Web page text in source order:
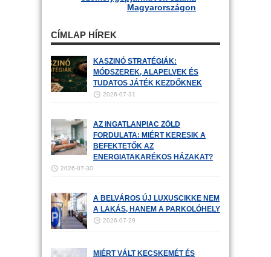
Magyarországon
CÍMLAP HÍREK
KASZINÓ STRATÉGIÁK:
MÓDSZEREK, ALAPELVEK ÉS
TUDATOS JÁTÉK KEZDŐKNEK
2026-07-31
AZ INGATLANPIAC ZÖLD
FORDULATA: MIÉRT KERESIK A
BEFEKTETŐK AZ
ENERGIATAKARÉKOS HÁZAKAT?
2026-07-30
A BELVÁROS ÚJ LUXUSCIKKE NEM
A LAKÁS, HANEM A PARKOLÓHELY
2026-07-29
MIÉRT VÁLT KECSKEMÉT ÉS